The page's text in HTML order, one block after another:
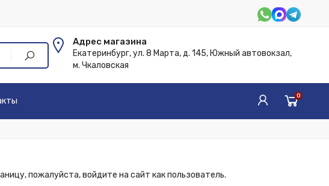
Адрес магазина
Екатеринбург, ул. 8 Марта, д. 145, Южный автовокзал,
м. Чкаловская
0
пожалуйста, войдите на сайт как пользователь.